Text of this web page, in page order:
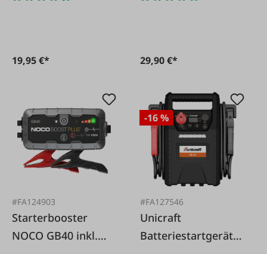
19,95 €* 29,90 €*
#FA124903
Starterbooster
NOCO GB40 inkl.
-16 %
#FA127546
Unicraft
Batteriestartgerät